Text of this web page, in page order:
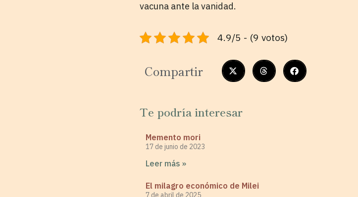
vacuna ante la vanidad.
4.9/5 - (9 votos)
Compartir
Te podría interesar
Memento mori
17 de junio de 2023
Leer más »
El milagro económico de Milei
7 de abril de 2025